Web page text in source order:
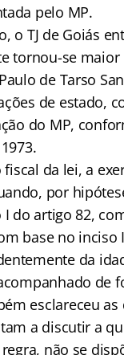
pelo MP.
o TJ de Goiás
tornou-se
de Tarso
de estado,
do MP,
fiscal da lei, a
por
do artigo 82,
base no
da
de
esclareceu
a discutir a
não se